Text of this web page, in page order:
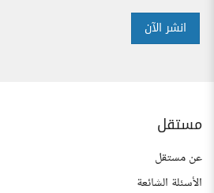
انشر الآن
مستقل
عن مستقل
الأسئلة الشائعة